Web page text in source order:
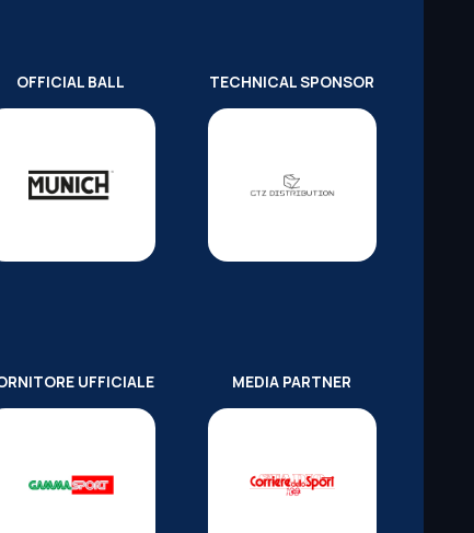
OFFICIAL BALL TECHNICAL SPONSOR
UFFICIALE MEDIA PARTNER